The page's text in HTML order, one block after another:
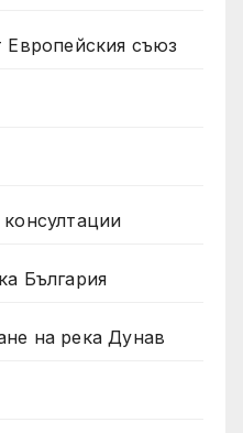
съюз
България
на река Дунав